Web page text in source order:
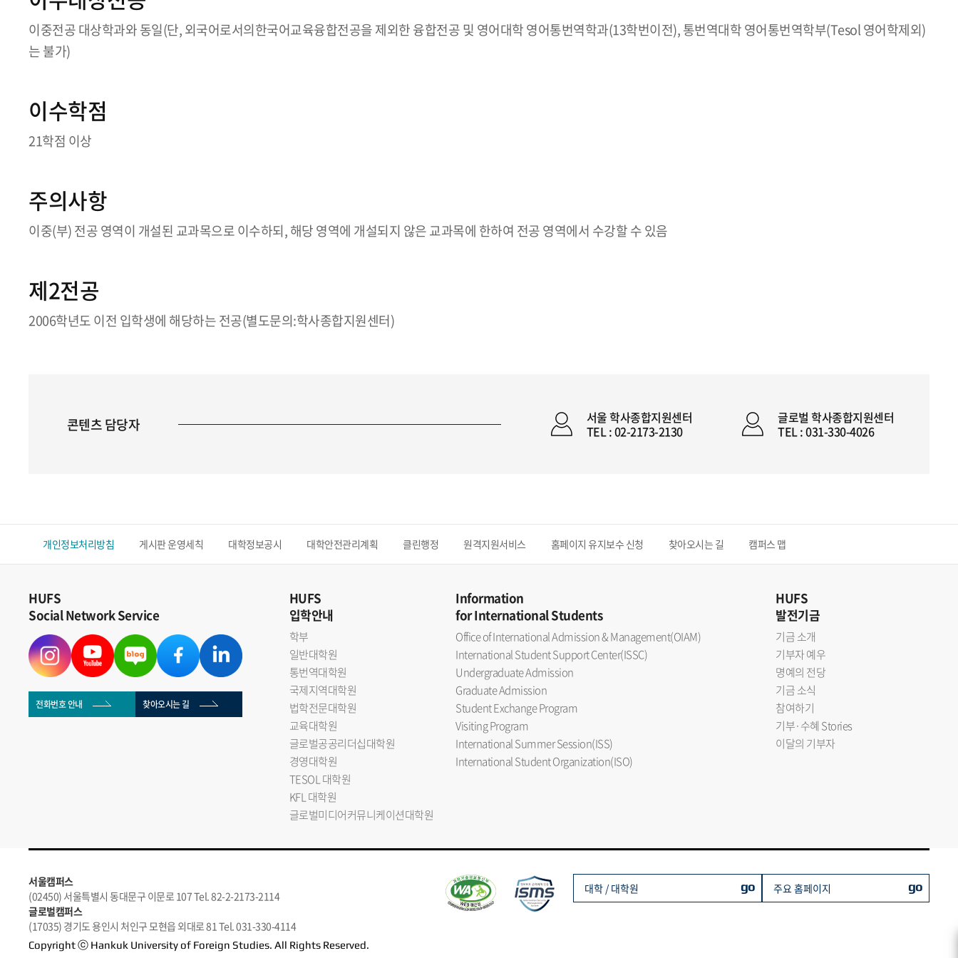
이중전공 대상학과와 동일(단, 외국어로서의한국어교육융합전공을 제외한 융합전공 및 영어대학 영어통번역학과(13학번이전), 통번역대학 영어통번역학부(Tesol 영어학제외)
는 불가)
이수학점
21학점 이상
주의사항
이중(부) 전공 영역이 개설된 교과목으로 이수하되, 해당 영역에 개설되지 않은 교과목에 한하여 전공 영역에서 수강할 수 있음
제2전공
2006학년도 이전 입학생에 해당하는 전공(별도문의:학사종합지원센터)
콘텐츠 담당자
서울 학사종합지원센터
TEL : 02-2173-2130
글로벌 학사종합지원센터
TEL : 031-330-4026
개인정보처리방침 게시판 운영세칙 대학정보공시 대학안전관리계획 클린행정 원격지원서비스 홈페이지 유지보수 신청 찾아오시는 길 캠퍼스 맵
HUFS
Social Network Service
전화번호 안내 찾아오시는 길
HUFS
입학안내
학부
일반대학원
통번역대학원
국제지역대학원
법학전문대학원
교육대학원
글로벌공공리더십대학원
경영대학원
TESOL 대학원
KFL 대학원
글로벌미디어커뮤니케이션대학원
Information
for International Students
Office of International Admission & Management(OIAM)
International Student Support Center(ISSC)
Undergraduate Admission
Graduate Admission
Student Exchange Program
Visiting Program
International Summer Session(ISS)
International Student Organization(ISO)
HUFS
발전기금
기금 소개
기부자 예우
명예의 전당
기금 소식
참여하기
기부·수혜 Stories
이달의 기부자
서울캠퍼스
(02450) 서울특별시 동대문구 이문로 107 Tel. 82-2-2173-2114
글로벌캠퍼스
(17035) 경기도 용인시 처인구 모현읍 외대로 81 Tel. 031-330-4114
Copyright ⓒ Hankuk University of Foreign Studies. All Rights Reserved.
대학 / 대학원 go 주요 홈페이지 go